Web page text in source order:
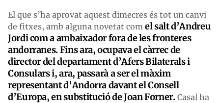
El que s’ha aprovat aquest dimecres és tot un canvi
de fitxes, amb alguna novetat com el salt d’Andreu
Jordi com a ambaixador fora de les fronteres
andorranes. Fins ara, ocupava el càrrec de
director del departament d’Afers Bilaterals i
Consulars i, ara, passarà a ser el màxim
representant d’Andorra davant el Consell
d’Europa, en substitució de Joan Forner.Casal ha